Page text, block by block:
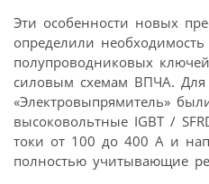
Эти особенности новых
определили
полупроводниковых
силовым схемам ВПЧА.
«Электровыпрямитель»
высоковольтные IGBT /
токи от 100 до 400 А и
полностью учитывающие